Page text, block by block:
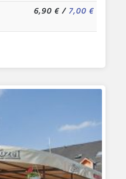
6,90 €/ 7,00 €